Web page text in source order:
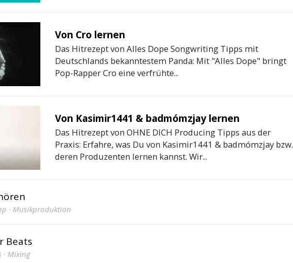
Von Cro lernen
Das Hitrezept von Alles Dope Songwriting Tipps mit
Deutschlands bekanntestem Panda: Mit "Alles Dope" bringt
Pop-Rapper Cro eine verfrühte...
Von Kasimir1441 & badmómzjay lernen
Das Hitrezept von OHNE DICH Producing Tipps aus der
Praxis: Erfahre, was Du von Kasimir1441 & badmómzjay bzw.
deren Produzenten lernen kannst. Wir...
· Musikproduktion
Beats
· Mixing